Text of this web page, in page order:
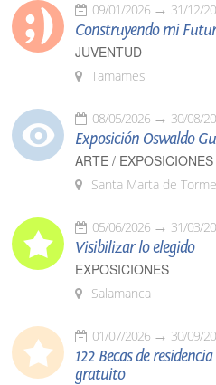
09/01/2026 31/12/
Construyendo mi
JUVENTUD
Tamames
08/05/2026 30/08/
Exposición Oswaldo
ARTE / EXPOSICIONES
Santa Marta de
05/06/2026 31/03/
Visibilizar lo elegido
EXPOSICIONES
Salamanca
01/07/2026 30/09/
122 Becas de
gratuito